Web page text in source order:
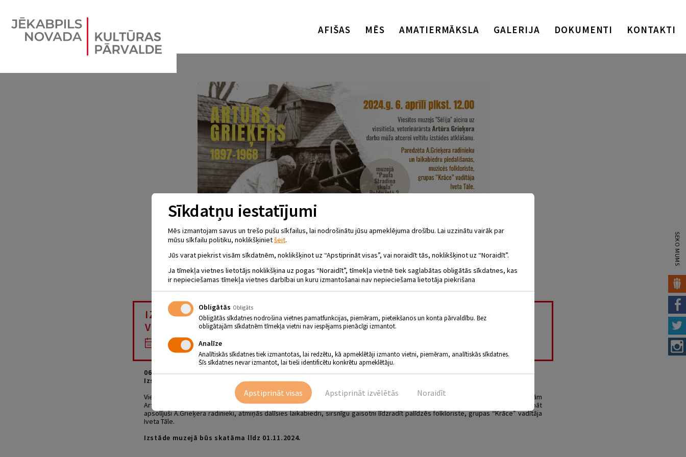
AFIŠAS MĒS AMATIERMĀKSLA GALERIJA DOKUMENTI KONTAKTI
IZSTĀDES “NO AIZMIRSTĪBAS PUTEKĻIEM… VIESĪTES
VETERINĀRĀRSTS ARTŪRS GRIEĶERS” ATKLĀŠANA
06.04.2024 - plkst.12.00
06.04. plkst. 12.00
Izstādes “No aizmirstības putekļiem… Viesītes veterinārārsts ARTŪRS GRIEĶERS” atklāšana
Viesītes vārdu pagājušajā gadsimtā ar savu darbu un gara spēku spodrinājušas daudzas interesantas personības, viena no tām
Artūrs Grieķers (1897- 1968). Izstādē būs skatāmi veterinārārsta darba instrumenti, fotogrāfijas. Izstādes atklāšanu bagātināt
apsolījuši A.Grieķera radinieki, atmiņās dalīsies laikabiedri, sirsnīgu gaisotni līdzradīt palīdzēs folkloriste, grupas “Krāce” vadītāja
Iveta Tāle.
Izstāde muzejā būs skatāma līdz 01.11.2024.
SEKO MUMS
Sīkdatņu iestatījumi
Mēs izmantojam savus un trešo pušu sīkfailus, lai nodrošinātu jūsu apmeklējuma drošību. Lai uzzinātu vairāk par
mūsu sīkfailu politiku, noklikšķinietšeit.
Jūs varat piekrist visām sīkdatnēm, noklikšķinot uz “Apstiprināt visas”, vai noraidīt tās, noklikšķinot uz “Noraidīt”.
Ja tīmekļa vietnes lietotājs noklikšķina uz pogas “Noraidīt”, tīmekļa vietnē tiek saglabātas obligātās sīkdatnes, kas
ir nepieciešamas tīmekļa vietnes darbībai un kuru izmantošanai nav nepieciešama lietotāja piekrišana
Obligātās Obligāts
Obligātās sīkdatnes nodrošina vietnes pamatfunkcijas, piemēram, pieteikšanos un konta pārvaldību. Bez
obligātajām sīkdatnēm tīmekļa vietni nav iespējams pienācīgi izmantot.
Analīze
Analītiskās sīkdatnes tiek izmantotas, lai redzētu, kā apmeklētāji izmanto vietni, piemēram, analītiskās sīkdatnes.
Šīs sīkdatnes nevar izmantot, lai tieši identificētu konkrētu apmeklētāju.
Noraidīt
Apstiprināt izvēlētās
Apstiprināt visas